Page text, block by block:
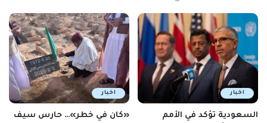
اخبار
السعودية تؤكد في الأمم
اخبار
«كان في خطر»… حارس سيف